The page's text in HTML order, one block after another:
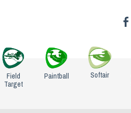
Field
Target
Paintball Softair